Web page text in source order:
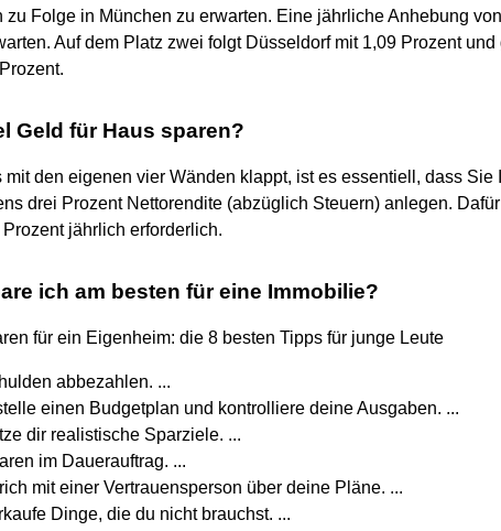
zu Folge in München zu erwarten. Eine jährliche Anhebung
Auf dem Platz zwei folgt Düsseldorf mit 1,09 Prozent
Geld für Haus sparen?
mit den eigenen vier Wänden klappt, ist es essentiell, dass Sie
drei Prozent Nettorendite (abzüglich Steuern) anlegen.
jährlich erforderlich.
ich am besten für eine Immobilie?
für ein Eigenheim: die 8 besten Tipps für junge Leute
abbezahlen. ...
einen Budgetplan und kontrolliere deine Ausgaben. ...
dir realistische Sparziele. ...
im Dauerauftrag. ...
mit einer Vertrauensperson über deine Pläne. ...
Dinge, die du nicht brauchst. ...